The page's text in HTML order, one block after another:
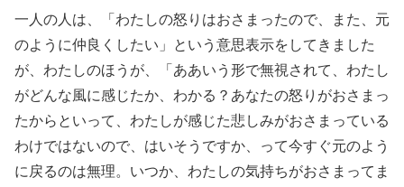
一人の人は、「わたしの怒りはおさまったので、また、元
のように仲良くしたい」という意思表示をしてきました
が、わたしのほうが、「ああいう形で無視されて、わたし
がどんな風に感じたか、わかる？あなたの怒りがおさまっ
たからといって、わたしが感じた悲しみがおさまっている
わけではないので、はいそうですか、って今すぐ元のよう
に戻るのは無理。いつか、わたしの気持ちがおさまってま